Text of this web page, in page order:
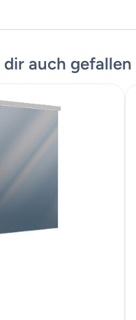
dir auch gefallen